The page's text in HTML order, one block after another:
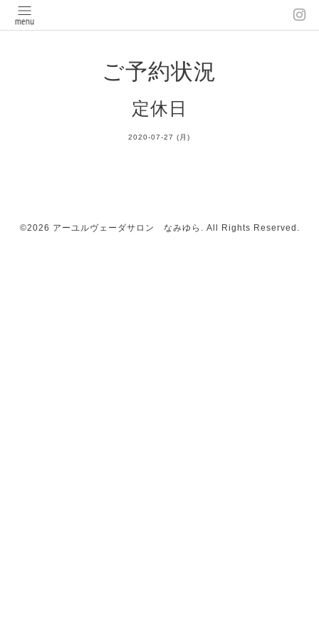
ご予約状況
定休日
2020-07-27 (月)
©2026 アーユルヴェーダサロン なみゆら . All Rights Reserved.